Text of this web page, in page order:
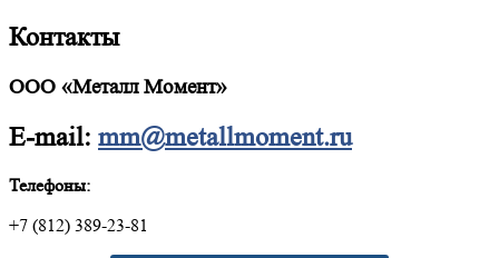
Контакты
ООО «Металл Момент»
E-mail: mm@metallmoment.ru
Телефоны:
+7 (812) 389-23-81